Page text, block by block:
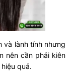
và lành tính nhưng
nên cần phải kiên
quả.